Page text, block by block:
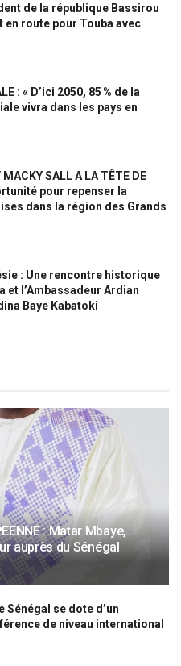
de la république Bassirou
en route pour Touba avec
: « D’ici 2050, 85 % de la
vivra dans les pays en
SALL A LA TÊTE DE
pour repenser la
dans la région des Grands
: Une rencontre historique
et l’Ambassadeur Ardian
Baye Kabatoki
: Matar Mbaye,
auprès du Sénégal
Sénégal se dote d’un
de niveau international